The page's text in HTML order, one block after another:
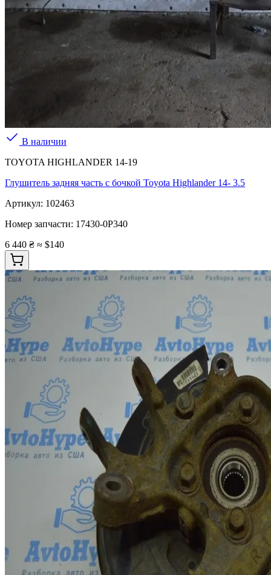
В наличии
TOYOTA HIGHLANDER 14-19
Глушитель задняя часть с бочкой Toyota Highlander 14- 3.5
Артикул: 102463
Номер запчасти: 17430-0P340
6 440 ₴ ≈ $140